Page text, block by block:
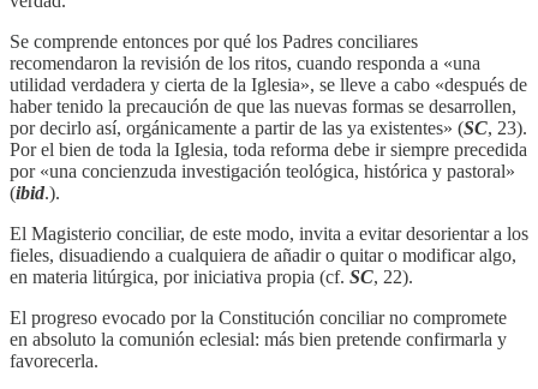
Se comprende entonces por qué los Padres conciliares
recomendaron la revisión de los ritos, cuando responda a «una
utilidad verdadera y cierta de la Iglesia», se lleve a cabo «después de
haber tenido la precaución de que las nuevas formas se desarrollen,
por decirlo así, orgánicamente a partir de las ya existentes» (SC, 23).
Por el bien de toda la Iglesia, toda reforma debe ir siempre precedida
por «una concienzuda investigación teológica, histórica y pastoral»
(ibid.).
El Magisterio conciliar, de este modo, invita a evitar desorientar a los
fieles, disuadiendo a cualquiera de añadir o quitar o modificar algo,
en materia litúrgica, por iniciativa propia (cf. SC, 22).
El progreso evocado por la Constitución conciliar no compromete
en absoluto la comunión eclesial: más bien pretende confirmarla y
favorecerla.